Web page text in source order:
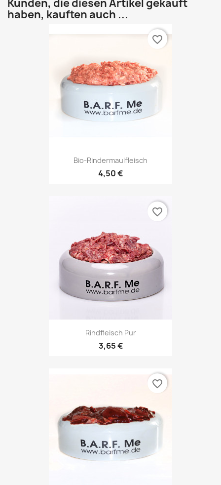
Kunden, die diesen Artikel gekauft
haben, kauften auch ...
Bio-Rindermaulfleisch
4,50 €
favorite_border
Rindfleisch Pur
3,65 €
favorite_border
favorite_border